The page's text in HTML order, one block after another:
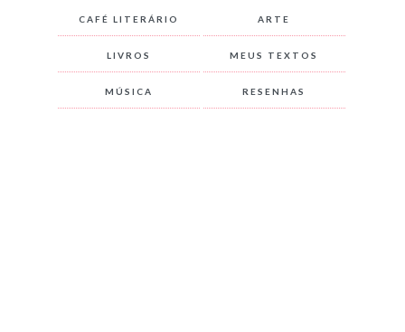
CAFÉ LITERÁRIO ARTE
LIVROS MEUS TEXTOS
MÚSICA RESENHAS